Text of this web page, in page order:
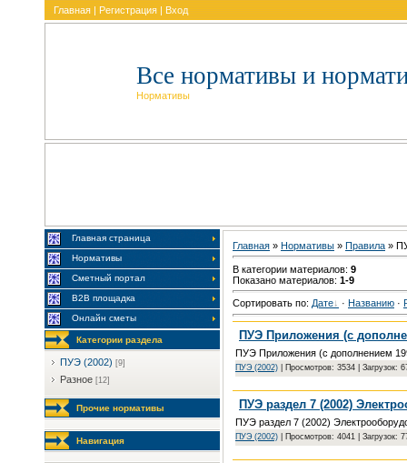
Главная | Регистрация | Вход
Все нормативы и
Нормативы
Главная страница
Нормативы
Сметный портал
В2В площадка
Онлайн сметы
Категории раздела
ПУЭ (2002) [9]
Разное [12]
Прочие нормативы
Навигация
Главная » Нормативы » Пpaвилa »
В категории материалов: 9
Показано материалов: 1-9
Сортировать по: Дате · Названию ·
ПУЭ Приложения (с
ПУЭ Приложения (с дополнением
ПУЭ (2002) | Просмотров: 3534 | Загрузок:
ПУЭ раздел 7 (2002)
ПУЭ раздел 7 (2002)
ПУЭ (2002) | Просмотров: 4041 | Загрузок: